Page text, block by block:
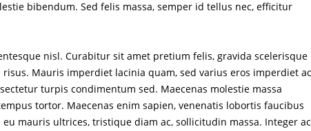
bibendum. Sed felis massa, semper id tellus nec, efficitur
nisl. Curabitur sit amet pretium felis, gravida scelerisque
Mauris imperdiet lacinia quam, sed varius eros imperdiet
turpis condimentum sed. Maecenas molestie massa
tortor. Maecenas enim sapien, venenatis lobortis faucibus
mauris ultrices, tristique diam ac, sollicitudin massa. Integer